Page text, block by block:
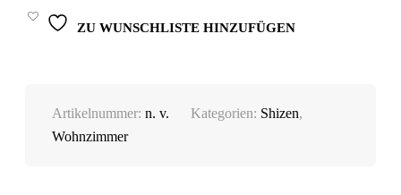
ZU WUNSCHLISTE HINZUFÜGEN
Artikelnummer:n. v. Kategorien: Shizen,
Wohnzimmer